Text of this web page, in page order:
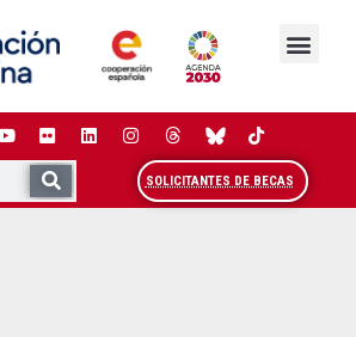
SOLICITANTES DE BECAS